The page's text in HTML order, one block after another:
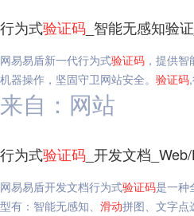
行为式验证码 _智能无感知验证_
网易易盾新一代行为式验证码 ，提供智
机器操作，坚固守卫网站安全。 验证码
来自：网站
行为式验证码 _开发文档
网易易盾开发文档行为式验证码是一种
型有：智能无感知、 滑动拼图、文字点